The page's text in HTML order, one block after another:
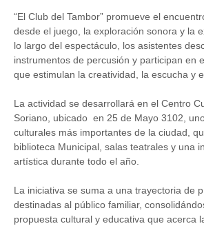
“El Club del Tambor” promueve el
desde el juego, la exploración sonora y la
lo largo del espectáculo, los asistentes
instrumentos de percusión y participan en
que estimulan la creatividad, la escucha y
La actividad se desarrollará en el Centro
Soriano, ubicado en 25 de Mayo 3102,
culturales más importantes de la ciudad,
biblioteca Municipal, salas teatrales y una
artística durante todo el año.
La iniciativa se suma a una trayectoria de
destinadas al público familiar,
propuesta cultural y educativa que acerca